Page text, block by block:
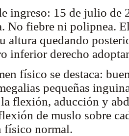
ingreso: 15 de julio de
No fiebre ni polipnea.
altura quedando
inferior derecho
físico se destaca:
pequeñas
flexión, aducción y
de muslo sobre
físico normal.